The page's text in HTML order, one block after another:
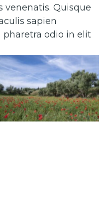
venenatis. Quisque
sapien
pharetra odio in elit
Caption 2